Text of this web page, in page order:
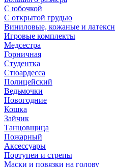
С юбочкой
С открытой грудью
Виниловые, кожаные и
Игровые комплекты
Медсестра
Горничная
Студентка
Стюардесса
Полицейский
Ведьмочки
Новогодние
Кошка
Зайчик
Танцовщица
Пожарный
Аксессуары
Портупеи и стрепы
Маски и повязки на голову